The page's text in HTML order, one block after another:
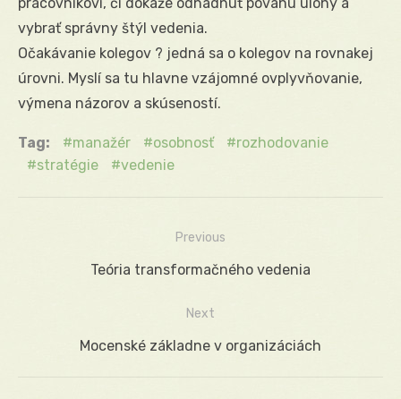
vybrať správny štýl vedenia.
Očakávanie kolegov ? jedná sa o kolegov na rovnakej
úrovni. Myslí sa tu hlavne vzájomné ovplyvňovanie,
výmena názorov a skúseností.
Tag: manažér osobnosť
rozhodovanie
stratégie
vedenie
Navigácia
Previous
Previous
Teória transformačného vedenia
Next
Next
Mocenské základne v organizáciách